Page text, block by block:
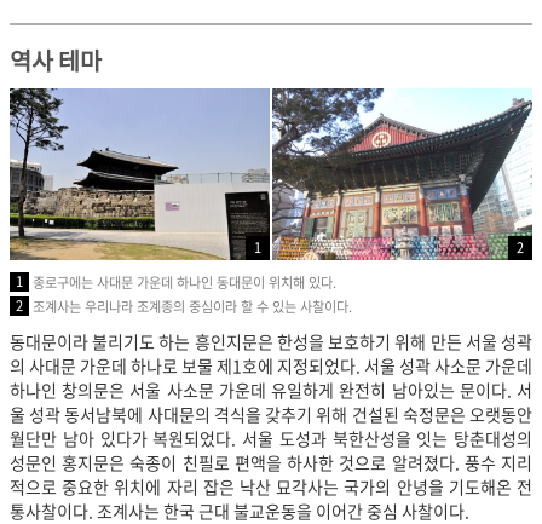
역사 테마
1
2
1 종로구에는 사대문 가운데 하나인 동대문이 위치해 있다.
2 조계사는 우리나라 조계종의 중심이라 할 수 있는 사찰이다.
동대문이라 불리기도 하는 흥인지문은 한성을 보호하기 위해 만든 서울 성곽
의 사대문 가운데 하나로 보물 제1호에 지정되었다. 서울 성곽 사소문 가운데
하나인 창의문은 서울 사소문 가운데 유일하게 완전히 남아있는 문이다. 서
울 성곽 동서남북에 사대문의 격식을 갖추기 위해 건설된 숙정문은 오랫동안
월단만 남아 있다가 복원되었다. 서울 도성과 북한산성을 잇는 탕춘대성의
성문인 홍지문은 숙종이 친필로 편액을 하사한 것으로 알려졌다. 풍수 지리
적으로 중요한 위치에 자리 잡은 낙산 묘각사는 국가의 안녕을 기도해온 전
통사찰이다. 조계사는 한국 근대 불교운동을 이어간 중심 사찰이다.